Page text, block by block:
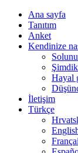
Ana sayfa
Tanıtım
Anket
Kendinize
Hayal
İletişim
Türkçe